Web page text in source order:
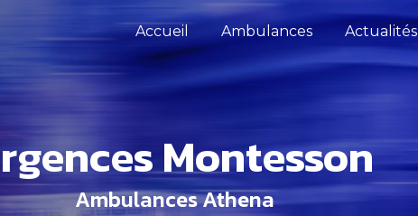
Accueil Ambulances Actualités
urgences Montesson
Ambulances Athena